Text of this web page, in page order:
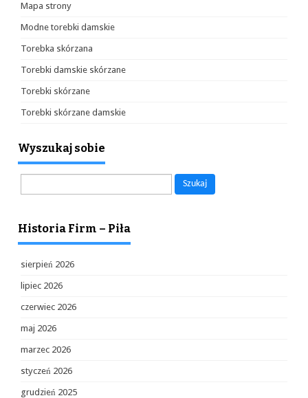
Mapa strony
Modne torebki damskie
Torebka skórzana
Torebki damskie skórzane
Torebki skórzane
Torebki skórzane damskie
Wyszukaj sobie
Historia Firm – Piła
sierpień 2026
lipiec 2026
czerwiec 2026
maj 2026
marzec 2026
styczeń 2026
grudzień 2025